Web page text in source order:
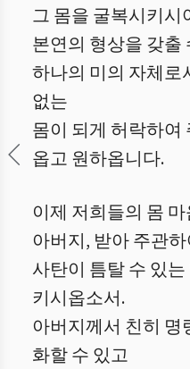
그 몸을 굴복시키시
본연의 형상을 갖출
하나의 미의 자체로
없는
몸이 되게 허락하여
옵고 원하옵니다.
이제 저희들의 몸
아버지, 받아 주관
사탄이 틈탈 수 있
키시옵소서.
아버지께서 친히 명
화할 수 있고